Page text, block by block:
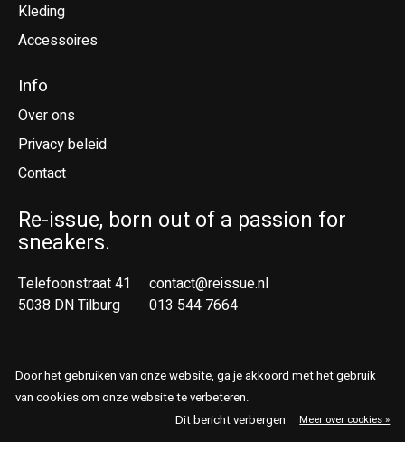
Kleding
Accessoires
Info
Over ons
Privacy beleid
Contact
Re-issue, born out of a passion for
sneakers.
Telefoonstraat 41
5038 DN Tilburg
contact@reissue.nl
013 544 7664
Door het gebruiken van onze website, ga je akkoord met het gebruik
van cookies om onze website te verbeteren.
Dit bericht verbergen
Meer over cookies »